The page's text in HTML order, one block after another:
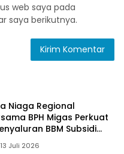
web saya pada
saya berikutnya.
Niaga Regional
BPH Migas Perkuat
BBM Subsidi
Aplikasi XSTAR
13 Juli 2026